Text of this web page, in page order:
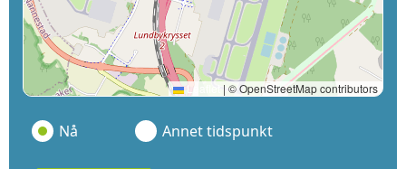
Leaflet | © OpenStreetMap contributors
Nå Annet tidspunkt